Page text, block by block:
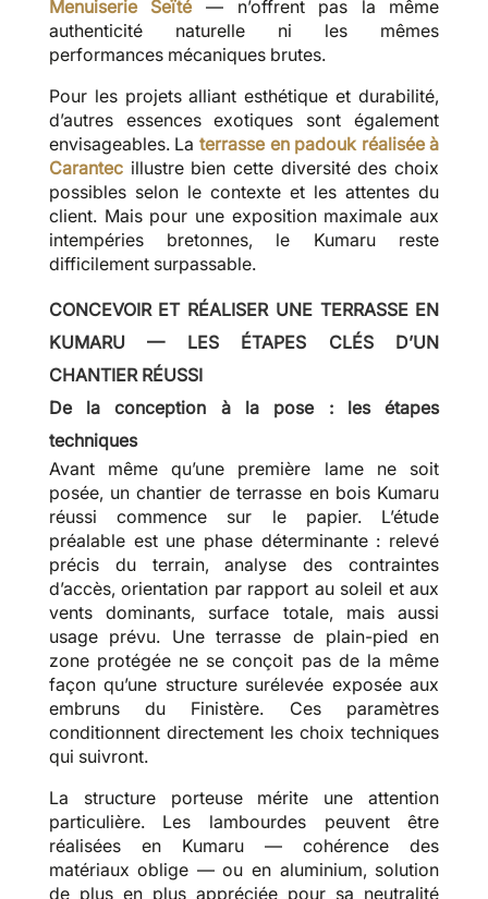
Menuiserie Seïté— n’offrent pas la même
authenticité naturelle ni les mêmes
performances mécaniques brutes.
Pour les projets alliant esthétique et durabilité,
d’autres essences exotiques sont également
envisageables. La terrasse en padouk réalisée à
Carantecillustre bien cette diversité des choix
possibles selon le contexte et les attentes du
client. Mais pour une exposition maximale aux
intempéries bretonnes, le Kumaru reste
difficilement surpassable.
CONCEVOIR ET RÉALISER UNE TERRASSE EN
KUMARU — LES ÉTAPES CLÉS D’UN
CHANTIER RÉUSSI
De la conception à la pose : les étapes
techniques
Avant même qu’une première lame ne soit
posée, un chantier de terrasse en bois Kumaru
réussi commence sur le papier. L’étude
préalable est une phase déterminante : relevé
précis du terrain, analyse des contraintes
d’accès, orientation par rapport au soleil et aux
vents dominants, surface totale, mais aussi
usage prévu. Une terrasse de plain-pied en
zone protégée ne se conçoit pas de la même
façon qu’une structure surélevée exposée aux
embruns du Finistère. Ces paramètres
conditionnent directement les choix techniques
qui suivront.
La structure porteuse mérite une attention
particulière. Les lambourdes peuvent être
réalisées en Kumaru — cohérence des
matériaux oblige — ou en aluminium, solution
de plus en plus appréciée pour sa neutralité